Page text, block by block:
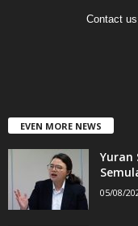
Contact
EVEN MORE NEWS
Yuran
05/08/